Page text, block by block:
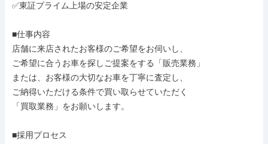
✅東証プライム上場の安定企業
■仕事内容
店舗に来店されたお客様のご希望をお伺いし、
ご希望に合うお車を探しご提案をする「販売業務」
または、お客様の大切なお車を丁寧に査定し、
ご納得いただける条件で買い取らせていただく
「買取業務」をお願いします。
■採用プロセス